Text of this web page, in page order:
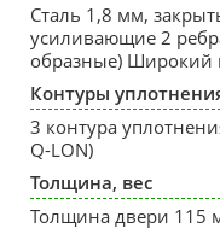
Сталь 1,8 мм,
усиливающие 2
образные) Широкий
Контуры
3 контура
Q-LON)
Толщина, вес
Толщина двери 115